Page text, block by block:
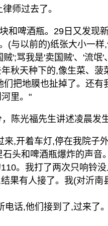
师过去了。
和啤酒瓶。29日又发现
(与以前的)纸张大小一
';骂我是'卖国贼'、'流氓'
秋天种下的,像生菜、
把地膜也扯掉了。还有
里。"
，陈光福先生讲述凌晨
,开着车灯,停在我院子
头和啤酒瓶爆炸的声音
。我打了两次只响铃
果有人接了。我(对沂南
电话,他们接到了,过来了